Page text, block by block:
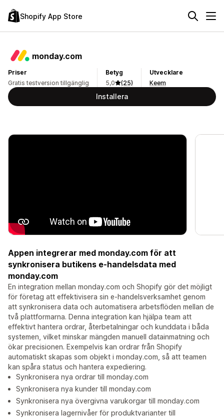
Shopify App Store
monday.com
Priser
Gratis testversion tillgänglig
Betyg
5,0
(25)
Utvecklare
Keem
Installera
Appen integrerar med monday.com för att
synkronisera butikens e-handelsdata med
monday.com
En integration mellan monday.com och Shopify gör det möjligt
för företag att effektivisera sin e-handelsverksamhet genom
att synkronisera data och automatisera arbetsflöden mellan de
två plattformarna. Denna integration kan hjälpa team att
effektivt hantera ordrar, återbetalningar och kunddata i båda
systemen, vilket minskar mängden manuell datainmatning och
ökar precisionen. Exempelvis kan ordrar från Shopify
automatiskt skapas som objekt i monday.com, så att teamen
kan spåra status och hantera expediering.
Synkronisera nya ordrar till monday.com
Synkronisera nya kunder till monday.com
Synkronisera nya övergivna varukorgar till monday.com
Synkronisera lagernivåer för produktvarianter till